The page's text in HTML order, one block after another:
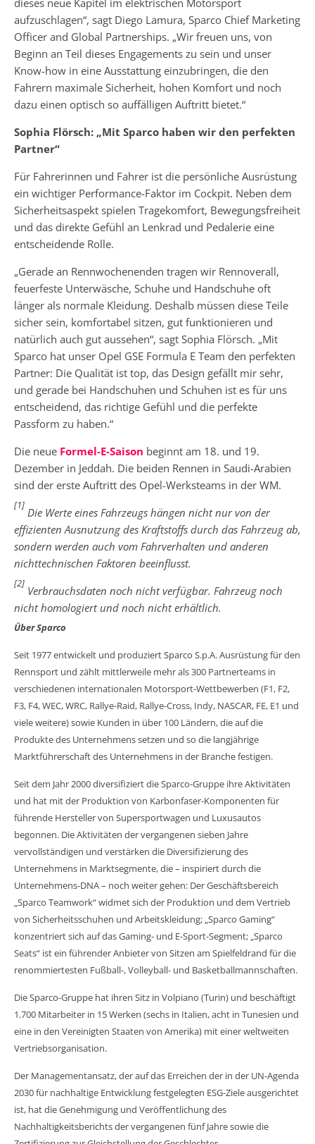
aufzuschlagen“, sagt Diego Lamura, Sparco Chief Marketing
Officer and Global Partnerships. „Wir freuen uns, von
Beginn an Teil dieses Engagements zu sein und unser
Know-how in eine Ausstattung einzubringen, die den
Fahrern maximale Sicherheit, hohen Komfort und noch
dazu einen optisch so auffälligen Auftritt bietet.“
Sophia Flörsch: „Mit Sparco haben wir den perfekten
Partner“
Für Fahrerinnen und Fahrer ist die persönliche Ausrüstung
ein wichtiger Performance-Faktor im Cockpit. Neben dem
Sicherheitsaspekt spielen Tragekomfort, Bewegungsfreiheit
und das direkte Gefühl an Lenkrad und Pedalerie eine
entscheidende Rolle.
„Gerade an Rennwochenenden tragen wir Rennoverall,
feuerfeste Unterwäsche, Schuhe und Handschuhe oft
länger als normale Kleidung. Deshalb müssen diese Teile
sicher sein, komfortabel sitzen, gut funktionieren und
natürlich auch gut aussehen“, sagt Sophia Flörsch. „Mit
Sparco hat unser Opel GSE Formula E Team den perfekten
Partner: Die Qualität ist top, das Design gefällt mir sehr,
und gerade bei Handschuhen und Schuhen ist es für uns
entscheidend, das richtige Gefühl und die perfekte
Passform zu haben.“
Die neue Formel-E-Saison beginnt am 18. und 19.
Dezember in Jeddah. Die beiden Rennen in Saudi-Arabien
sind der erste Auftritt des Opel-Werksteams in der WM.
[1]
Die Werte eines Fahrzeugs hängen nicht nur von der
effizienten Ausnutzung des Kraftstoffs durch das Fahrzeug ab,
sondern werden auch vom Fahrverhalten und anderen
nichttechnischen Faktoren beeinflusst.
[2]
Verbrauchsdaten noch nicht verfügbar. Fahrzeug noch
nicht homologiert und noch nicht erhältlich.
Über Sparco
Seit 1977 entwickelt und produziert Sparco S.p.A. Ausrüstung für den
Rennsport und zählt mittlerweile mehr als 300 Partnerteams in
verschiedenen internationalen Motorsport-Wettbewerben (F1, F2,
F3, F4, WEC, WRC, Rallye-Raid, Rallye-Cross, Indy, NASCAR, FE, E1 und
viele weitere) sowie Kunden in über 100 Ländern, die auf die
Produkte des Unternehmens setzen und so die langjährige
Marktführerschaft des Unternehmens in der Branche festigen.
Seit dem Jahr 2000 diversifiziert die Sparco-Gruppe ihre Aktivitäten
und hat mit der Produktion von Karbonfaser-Komponenten für
führende Hersteller von Supersportwagen und Luxusautos
begonnen. Die Aktivitäten der vergangenen sieben Jahre
vervollständigen und verstärken die Diversifizierung des
Unternehmens in Marktsegmente, die – inspiriert durch die
Unternehmens-DNA – noch weiter gehen: Der Geschäftsbereich
„Sparco Teamwork“ widmet sich der Produktion und dem Vertrieb
von Sicherheitsschuhen und Arbeitskleidung; „Sparco Gaming“
konzentriert sich auf das Gaming- und E-Sport-Segment; „Sparco
Seats“ ist ein führender Anbieter von Sitzen am Spielfeldrand für die
renommiertesten Fußball-, Volleyball- und Basketballmannschaften.
Die Sparco-Gruppe hat ihren Sitz in Volpiano (Turin) und beschäftigt
1.700 Mitarbeiter in 15 Werken (sechs in Italien, acht in Tunesien und
eine in den Vereinigten Staaten von Amerika) mit einer weltweiten
Vertriebsorganisation.
Der Managementansatz, der auf das Erreichen der in der UN-Agenda
2030 für nachhaltige Entwicklung festgelegten ESG-Ziele ausgerichtet
ist, hat die Genehmigung und Veröffentlichung des
Nachhaltigkeitsberichts der vergangenen fünf Jahre sowie die